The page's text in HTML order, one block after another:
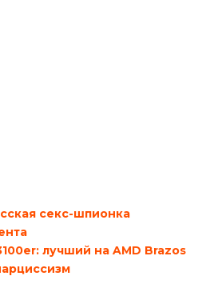
секс-шпионка
лучший на AMD Brazos